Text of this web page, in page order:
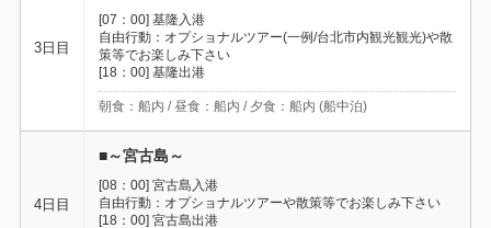
3日目
[07：00] 基隆入港
自由行動：オプショナルツアー(一例/台北市内観光観光)や散
策等でお楽しみ下さい
[18：00] 基隆出港
朝食：船内 / 昼食：船内 / 夕食：船内 (船中泊)
4日目
■～宮古島～
[08：00] 宮古島入港
自由行動：オプショナルツアーや散策等でお楽しみ下さい
[18：00] 宮古島出港